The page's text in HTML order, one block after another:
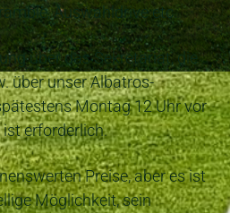
Auswahldrive etc.
über das Sekretariat, die
über unser Albatros-
Montag 12 Uhr vor
erforderlich.
Preise, aber es ist
Möglichkeit, sein